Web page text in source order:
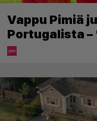
Vappu Pimiä
Portugalista –